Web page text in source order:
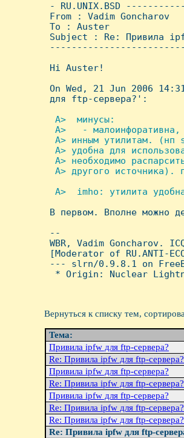
- RU.UNIX.BSD
From : Vadim
To : Auster
Subject : Re: Привила
Hi Auster!
On Wed, 21 Jun 2006
для ftp-сервера?':
A>  минусы:
A>   -
A> инным утилитам. (нп
A> удобна для
A> необходимо
A> другого источника).
A>  imho: утилита
В первом. Вполне можно
--
WBR, Vadim Goncharov.
[Moderator of RU.ANTI-
--- slrn/0.9.8.1 on
* Origin: Nuclear
Вернуться к списку тем,
Тема:
Привила ipfw для ftp-сервера?
Re: Привила ipfw для ftp-сервера?
Привила ipfw для ftp-сервера?
Re: Привила ipfw для ftp-сервера?
Привила ipfw для ftp-сервера?
Re: Привила ipfw для ftp-сервера?
Re: Привила ipfw для ftp-сервера?
Re: Привила ipfw для ftp-